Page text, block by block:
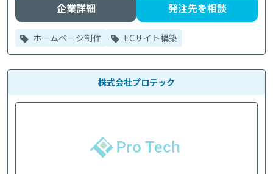
企業詳細 発注先を相談
ホームページ制作 ECサイト構築
株式会社プロテック